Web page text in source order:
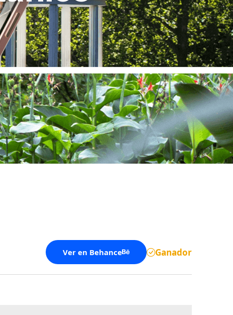
Ver en Behance Ganador